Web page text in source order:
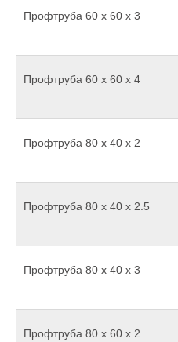
Профтруба 60 х 60 х 3
Профтруба 60 х 60 х 4
Профтруба 80 х 40 х 2
Профтруба 80 x 40 х 2.5
Профтруба 80 х 40 х 3
Профтруба 80 х 60 х 2